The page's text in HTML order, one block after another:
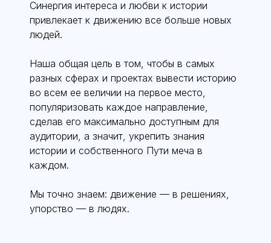
Синергия интереса и любви к истории
привлекает к движению все больше новых
людей.
Наша общая цель в том, чтобы в самых
разных сферах и проектах вывести историю
во всем ее величии на первое место,
популяризовать каждое направление,
сделав его максимально доступным для
аудитории, а значит, укрепить знания
истории и собственного Пути меча в
каждом.
Мы точно знаем: движение — в решениях,
упорство — в людях.